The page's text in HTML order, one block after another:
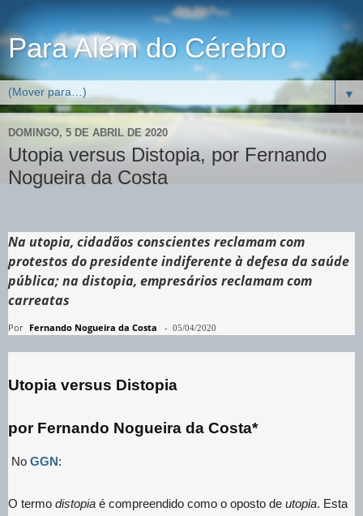
Para Além do Cérebro
▼
DOMINGO, 5 DE ABRIL DE 2020
Utopia versus Distopia, por Fernando
Nogueira da Costa
Na utopia, cidadãos conscientes reclamam com
protestos do presidente indiferente à defesa da saúde
pública; na distopia, empresários reclamam com
carreatas
Por Fernando Nogueira da Costa - 05/04/2020
Utopia versus Distopia
por Fernando Nogueira da Costa*
No GGN:
O termo distopia é compreendido como o oposto de utopia. Esta